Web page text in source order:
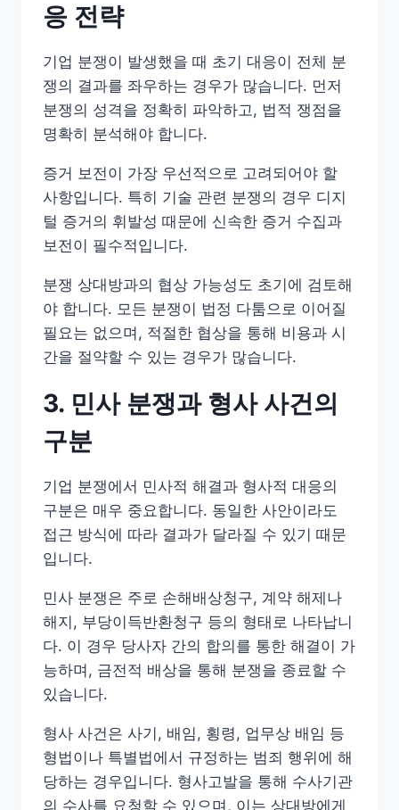
응 전략
기업 분쟁이 발생했을 때 초기 대응이 전체 분
쟁의 결과를 좌우하는 경우가 많습니다. 먼저
분쟁의 성격을 정확히 파악하고, 법적 쟁점을
명확히 분석해야 합니다.
증거 보전이 가장 우선적으로 고려되어야 할
사항입니다. 특히 기술 관련 분쟁의 경우 디지
털 증거의 휘발성 때문에 신속한 증거 수집과
보전이 필수적입니다.
분쟁 상대방과의 협상 가능성도 초기에 검토해
야 합니다. 모든 분쟁이 법정 다툼으로 이어질
필요는 없으며, 적절한 협상을 통해 비용과 시
간을 절약할 수 있는 경우가 많습니다.
3. 민사 분쟁과 형사 사건의
구분
기업 분쟁에서 민사적 해결과 형사적 대응의
구분은 매우 중요합니다. 동일한 사안이라도
접근 방식에 따라 결과가 달라질 수 있기 때문
입니다.
민사 분쟁은 주로 손해배상청구, 계약 해제나
해지, 부당이득반환청구 등의 형태로 나타납니
다. 이 경우 당사자 간의 합의를 통한 해결이 가
능하며, 금전적 배상을 통해 분쟁을 종료할 수
있습니다.
형사 사건은 사기, 배임, 횡령, 업무상 배임 등
형법이나 특별법에서 규정하는 범죄 행위에 해
당하는 경우입니다. 형사고발을 통해 수사기관
의 수사를 요청할 수 있으며, 이는 상대방에게